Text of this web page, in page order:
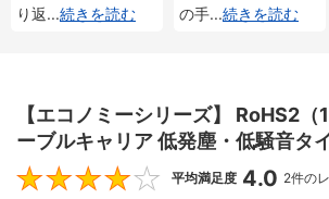
り返...続きを読む
の手...続きを読む
【エコノミーシリーズ】 RoHS2
ーブルキャリア 低発塵・低騒音タ
4
平均満足度 4.0 2件の